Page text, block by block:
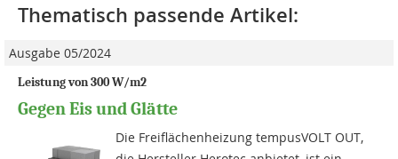
Thematisch passende Artikel:
Ausgabe 05/2024
Leistung von 300 W/m2
Gegen Eis und Glätte
Die Freiflächenheizung tempusVOLT OUT,